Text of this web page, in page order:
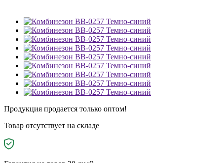
Продукция продается только оптом!
Товар отсутствует на складе